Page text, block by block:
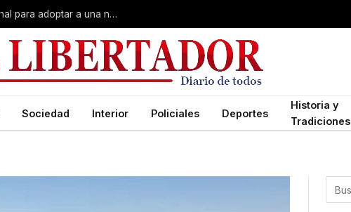
El sueño de crecer en familia: convocatoria nacional para adoptar a una niña de Corrientes
Sociedad Interior Policiales Deportes
Historia y
Tradiciones